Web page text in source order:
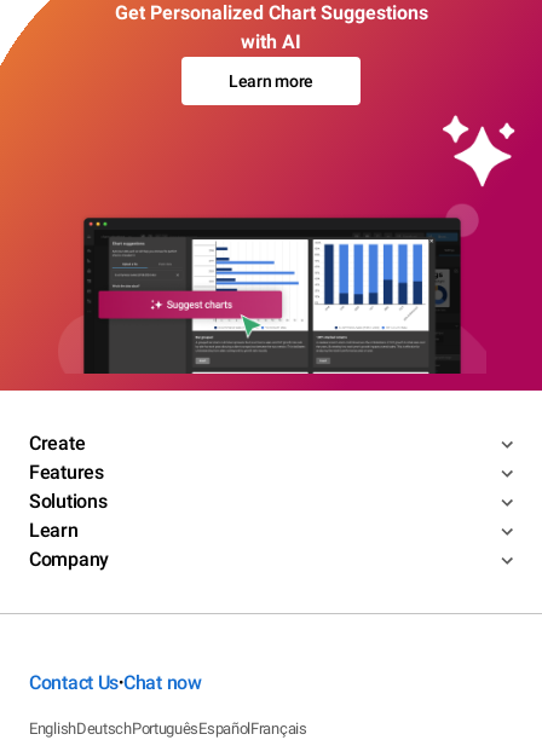
Get Personalized Chart Suggestions
with AI
Learn more
Create
Features
Solutions
Learn
Company
Contact Us•Chat now
EnglishDeutschPortuguêsEspañolFrançais